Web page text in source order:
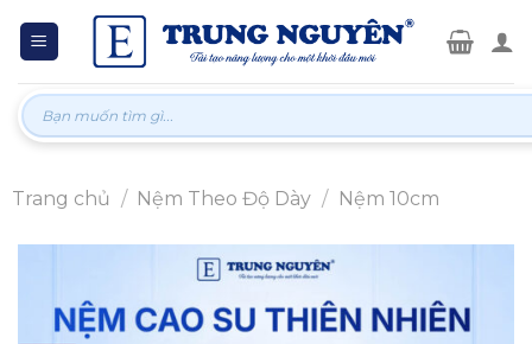
Tìm
kiếm:
Trang chủ / Nệm Theo Độ Dày / Nệm 10cm